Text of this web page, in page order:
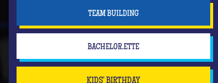
TEAM BUILDING
BACHELOR.ETTE
KIDS' BIRTHDAY